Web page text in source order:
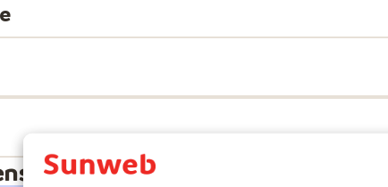
Stage Pass, l’hébergement et le forfait de ski.
Meije I & II est située à seulement 400 mètres de la
rejoindre les pistes en quelques minutes. Vous pouvez
deux pièces (1 chambre), tous aménagés de façon
pour votre séjour au ski.